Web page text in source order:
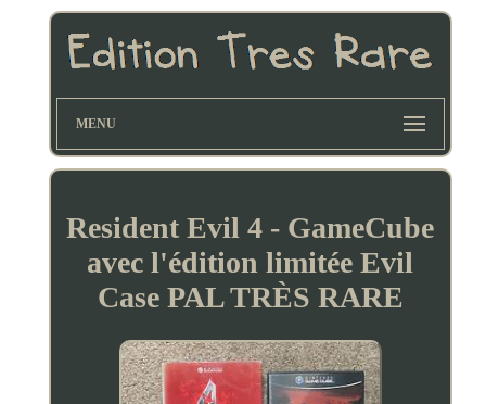
MENU
Resident Evil 4 - GameCube
avec l'édition limitée Evil
Case PAL TRÈS RARE